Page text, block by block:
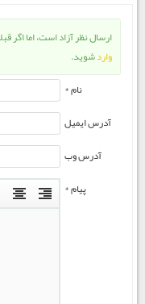
ارسال نظر آزاد است، اما اگر
واردشوید.
نام *
آدرس ایمیل
آدرس وب
پیام *